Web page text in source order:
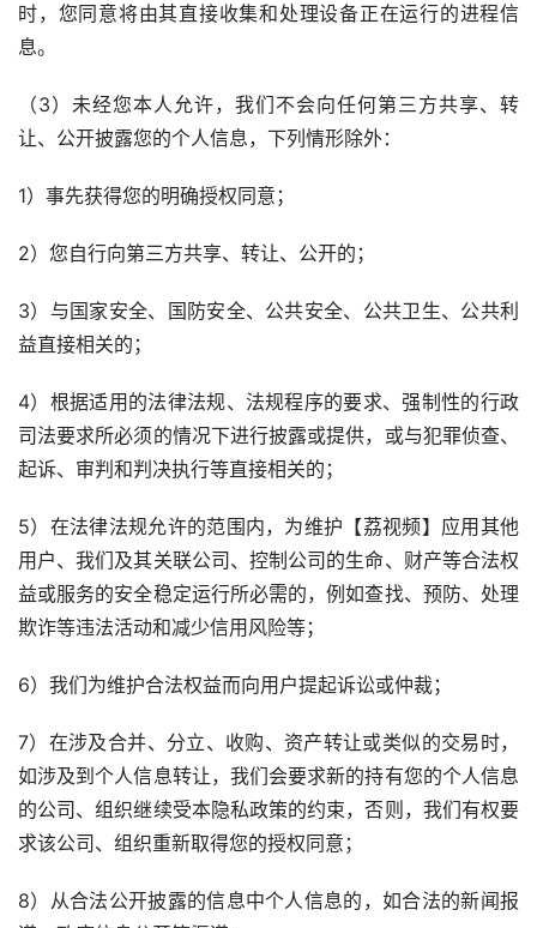
时，您同意将由其直接收集和处理设备正在运行的进程信
息。
（3）未经您本人允许，我们不会向任何第三方共享、转
让、公开披露您的个人信息，下列情形除外：
1）事先获得您的明确授权同意；
2）您自行向第三方共享、转让、公开的；
3）与国家安全、国防安全、公共安全、公共卫生、公共利
益直接相关的；
4）根据适用的法律法规、法规程序的要求、强制性的行政
司法要求所必须的情况下进行披露或提供，或与犯罪侦查、
起诉、审判和判决执行等直接相关的；
5）在法律法规允许的范围内，为维护【荔视频】应用其他
用户、我们及其关联公司、控制公司的生命、财产等合法权
益或服务的安全稳定运行所必需的，例如查找、预防、处理
欺诈等违法活动和减少信用风险等；
6）我们为维护合法权益而向用户提起诉讼或仲裁；
7）在涉及合并、分立、收购、资产转让或类似的交易时，
如涉及到个人信息转让，我们会要求新的持有您的个人信息
的公司、组织继续受本隐私政策的约束，否则，我们有权要
求该公司、组织重新取得您的授权同意；
8）从合法公开披露的信息中个人信息的，如合法的新闻报